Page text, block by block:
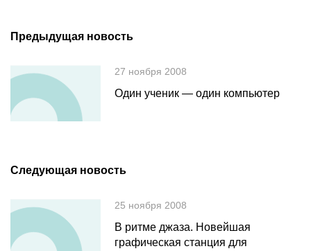
Предыдущая новость
27 ноября 2008
Один ученик — один компьютер
Следующая новость
25 ноября 2008
В ритме джаза. Новейшая
графическая станция для